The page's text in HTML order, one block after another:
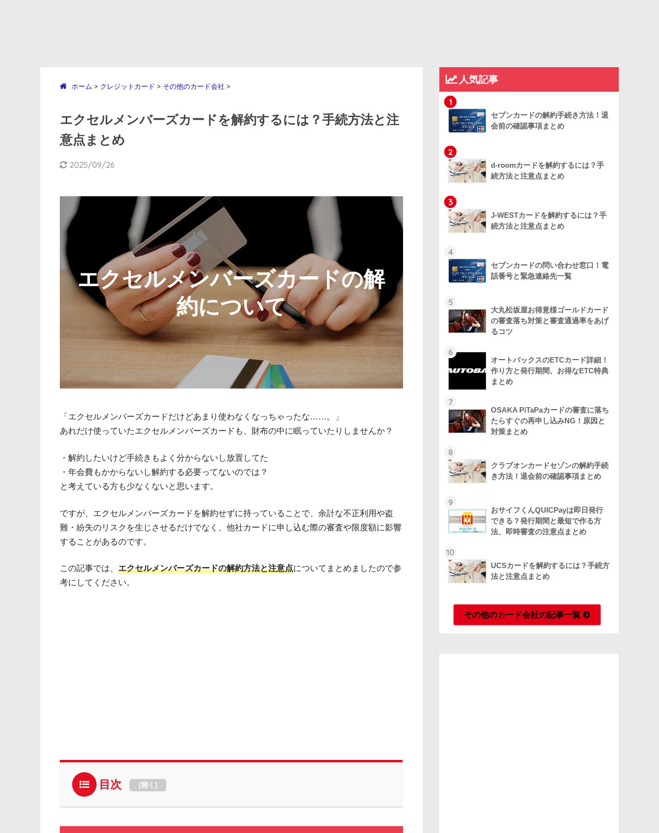
ホーム > クレジットカード > その他のカード会社 >
エクセルメンバーズカードを解約するには？手続方法と注
意点まとめ
2025/09/26
エクセルメンバーズカードの解
約について
「エクセルメンバーズカードだけどあまり使わなくなっちゃったな……。」
あれだけ使っていたエクセルメンバーズカードも、財布の中に眠っていたりしませんか？
・解約したいけど手続きもよく分からないし放置してた
・年会費もかからないし解約する必要ってないのでは？
と考えている方も少なくないと思います。
ですが、エクセルメンバーズカードを解約せずに持っていることで、余計な不正利用や盗
難・紛失のリスクを生じさせるだけでなく、他社カードに申し込む際の審査や限度額に影響
することがあるのです。
この記事では、 エクセルメンバーズカードの解約方法と注意点についてまとめましたので参
考にしてください。
目次 [開く ]
人気記事
1
セブンカードの解約手続き方法！退
会前の確認事項まとめ
2
d-roomカードを解約するには？手
続方法と注意点まとめ
3
J-WESTカードを解約するには？手
続方法と注意点まとめ
4
セブンカードの問い合わせ窓口！電
話番号と緊急連絡先一覧
5
大丸松坂屋お得意様ゴールドカード
の審査落ち対策と審査通過率をあげ
るコツ
6
オートバックスのETCカード詳細！
作り方と発行期間、お得なETC特典
まとめ
7
OSAKA PiTaPaカードの審査に落ち
たらすぐの再申し込みNG！原因と
対策まとめ
8
クラブオンカードセゾンの解約手続
き方法！退会前の確認事項まとめ
9
おサイフくんQUICPayは即日発行
できる？発行期間と最短で作る方
法、即時審査の注意点まとめ
10
UCSカードを解約するには？手続方
法と注意点まとめ
その他のカード会社の記事一覧